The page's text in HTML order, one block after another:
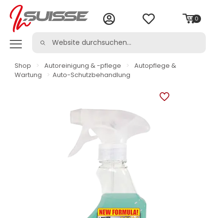
0
Shop > Autoreinigung & -pflege >
Autopflege &
Wartung
> Auto-Schutzbehandlung